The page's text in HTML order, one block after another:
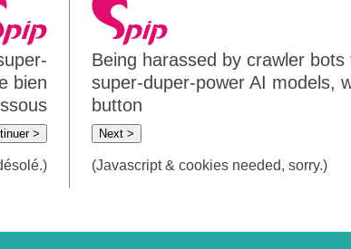
bien
>
Being harassed by crawler
super-duper-power AI models,
button
Next >
(Javascript & cookies needed, sorry.)